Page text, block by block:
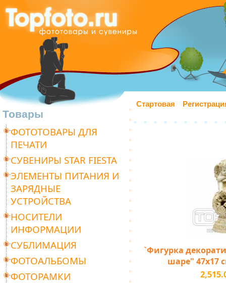
Стартовая
Товары
ФОТОТОВАРЫ ДЛЯ
ПЕЧАТИ
СУВЕНИРЫ STAR FIESTA
ЭЛЕМЕНТЫ ПИТАНИЯ И
ЗАРЯДНЫЕ
УСТРОЙСТВА
НОСИТЕЛИ
ИНФОРМАЦИИ
СУБЛИМАЦИЯ
ФОТОАЛЬБОМЫ
ФОТОРАМКИ
`Фигурка
шаре" 47х17